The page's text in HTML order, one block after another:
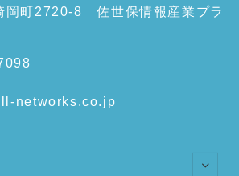
岡町2720-8 佐世保情報産業プラ
networks.co.jp